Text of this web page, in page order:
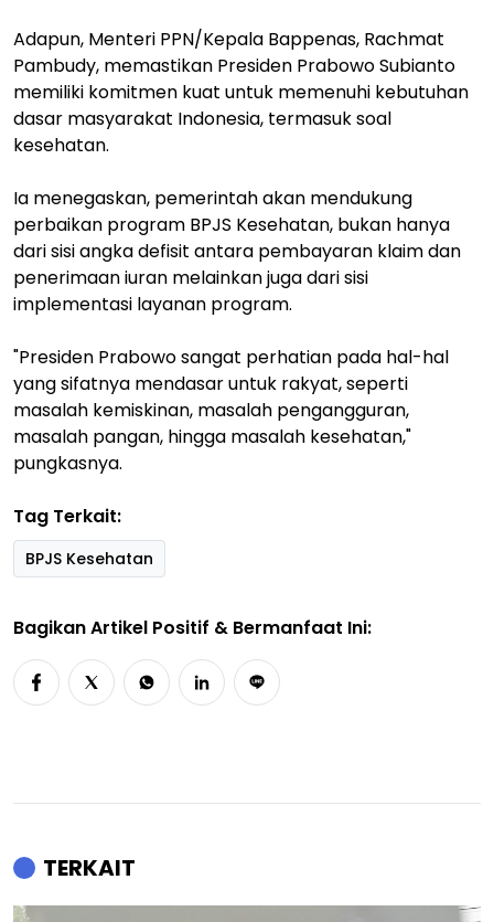
Adapun, Menteri PPN/Kepala Bappenas, Rachmat
Pambudy, memastikan Presiden Prabowo Subianto
memiliki komitmen kuat untuk memenuhi kebutuhan
dasar masyarakat Indonesia, termasuk soal
kesehatan.
Ia menegaskan, pemerintah akan mendukung
perbaikan program BPJS Kesehatan, bukan hanya
dari sisi angka defisit antara pembayaran klaim dan
penerimaan iuran melainkan juga dari sisi
implementasi layanan program.
"Presiden Prabowo sangat perhatian pada hal-hal
yang sifatnya mendasar untuk rakyat, seperti
masalah kemiskinan, masalah pengangguran,
masalah pangan, hingga masalah kesehatan,"
pungkasnya.
Tag Terkait:
BPJS Kesehatan
Bagikan Artikel Positif & Bermanfaat Ini:
TERKAIT